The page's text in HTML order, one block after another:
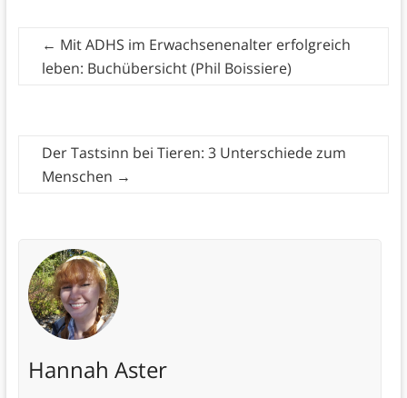
← Mit ADHS im Erwachsenenalter erfolgreich
leben: Buchübersicht (Phil Boissiere)
Der Tastsinn bei Tieren: 3 Unterschiede zum
Menschen →
Hannah Aster